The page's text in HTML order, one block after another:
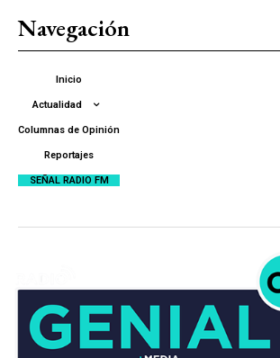
Navegación
Inicio
Actualidad
Columnas de Opinión
Reportajes
SEÑAL RADIO FM